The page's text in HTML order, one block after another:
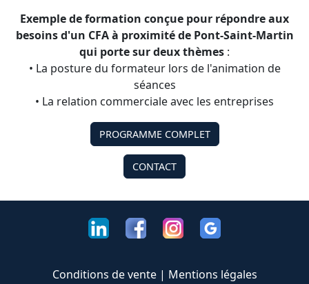
Exemple de formation conçue pour répondre aux
besoins d'un CFA à proximité de Pont-Saint-Martin
qui porte sur deux thèmes :
• La posture du formateur lors de l'animation de
séances
• La relation commerciale avec les entreprises
PROGRAMME COMPLET
CONTACT
Conditions de vente| Mentions légales